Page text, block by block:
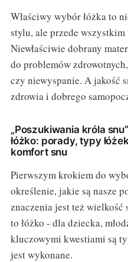
Właściwy wybór łóżka to
stylu, ale przede
Niewłaściwie dobrany
do problemów
czy niewyspanie. A jakość
zdrowia i dobrego
„Poszukiwania króla
łóżko: porady, typy
komfort snu
Pierwszym krokiem do
określenie, jakie są nasze
znaczenia jest też
to łóżko - dla dziecka,
kluczowymi kwestiami są
jest wykonane.